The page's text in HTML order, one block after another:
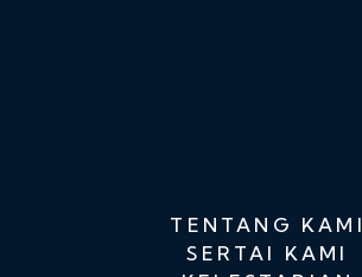
TENTANG KAMI
SERTAI KAMI